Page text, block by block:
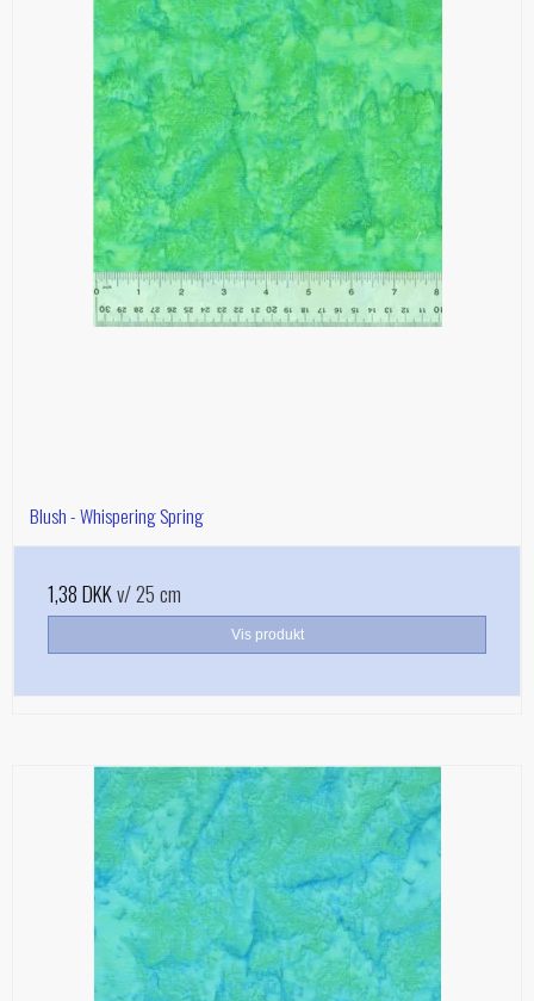
Blush - Whispering Spring
1,38 DKKv/ 25 cm
Vis produkt